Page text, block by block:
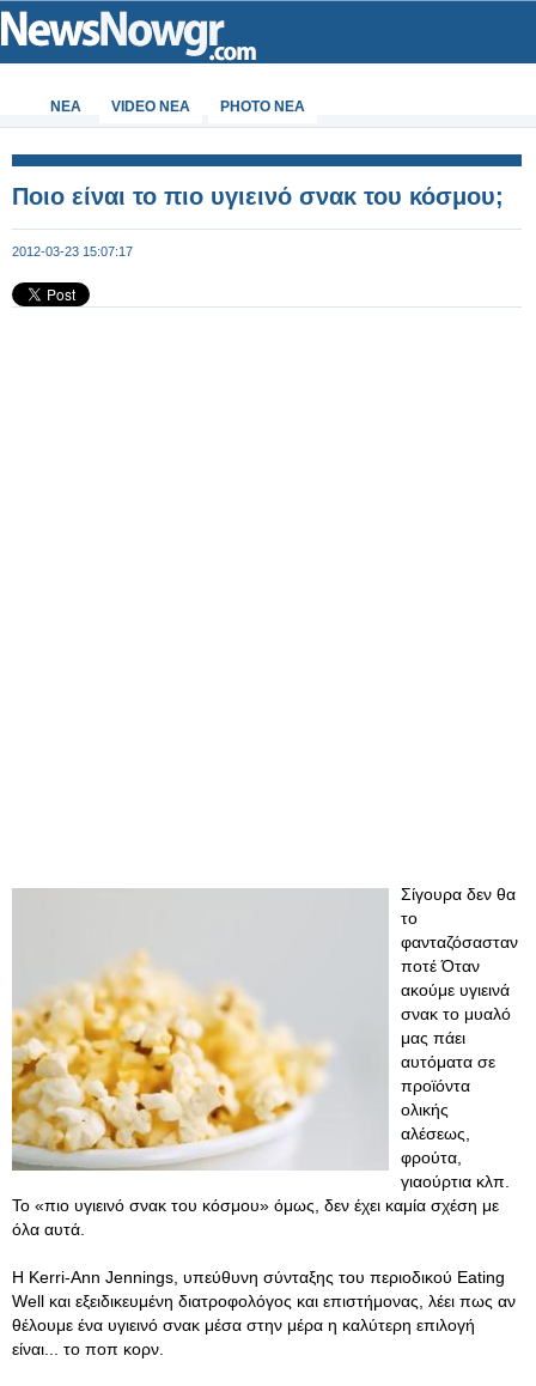
ΝΕΑ VIDEO NEA PHOTO NEA
Ποιο είναι το πιο υγιεινό σνακ του κόσμου;
2012-03-23 15:07:17
Σίγουρα δεν θα
το
φανταζόσασταν
ποτέ Όταν
ακούμε υγιεινά
σνακ το μυαλό
μας πάει
αυτόματα σε
προϊόντα
ολικής
αλέσεως,
φρούτα,
γιαούρτια κλπ.
Το «πιο υγιεινό σνακ του κόσμου» όμως, δεν έχει καμία σχέση με
όλα αυτά.
Η Kerri-Ann Jennings, υπεύθυνη σύνταξης του περιοδικού Eating
Well και εξειδικευμένη διατροφολόγος και επιστήμονας, λέει πως αν
θέλουμε ένα υγιεινό σνακ μέσα στην μέρα η καλύτερη επιλογή
είναι... το ποπ κορν.